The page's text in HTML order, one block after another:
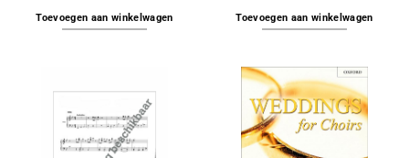
Toevoegen aan winkelwagen Toevoegen aan winkelwagen